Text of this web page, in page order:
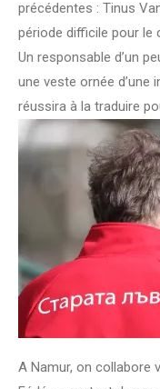
précédentes : Tinus
période difficile pour le
Un responsable d’un
une veste ornée d’une
réussira à la traduire
A Namur, on collabore